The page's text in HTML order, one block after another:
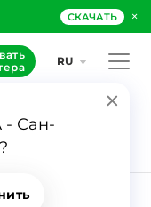
СКАЧАТЬ ×
RU
Сан-
39